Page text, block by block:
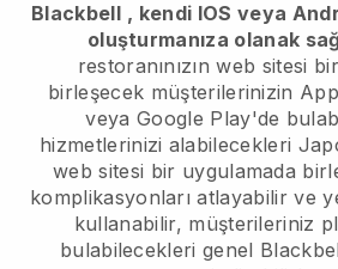
Blackbell , kendi IOS veya
oluşturmanıza olanak
restoranınızın web sitesi
birleşecek müşterilerinizin
veya Google Play'de
hizmetlerinizi alabilecekleri
web sitesi bir uygulamada
komplikasyonları atlayabilir ve
kullanabilir, müşterileriniz
bulabilecekleri genel